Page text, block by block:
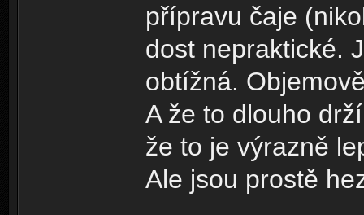
přípravu čaje
dost nepraktické.
obtížná.
A že to dlouho
že to je výrazně
Ale jsou prostě